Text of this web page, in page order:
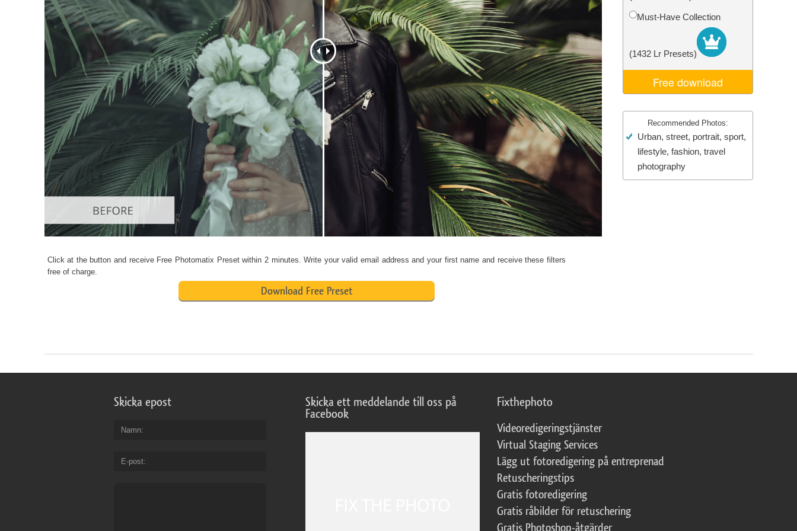
Produktfotoredigering Fotoredigering av smycken AI-träningsdata Video Editing ServicesMust-Have Collection
(1432 Lr Presets)
Free download
Recommended Photos:
Urban, street, portrait, sport,
lifestyle, fashion, travel
photography
Click at the button and receive Free Photomatix Preset within 2 minutes. Write your valid email address and your first name and receive these filters
free of charge.
Download Free Preset
Skicka epost
Namn
E-post
Skicka ett meddelande till oss på
Facebook
Fixthephoto
Videoredigeringstjänster
Virtual Staging Services
Lägg ut fotoredigering på entreprenad
Retuscheringstips
Gratis fotoredigering
Gratis råbilder för retuschering
Gratis Photoshop-åtgärder